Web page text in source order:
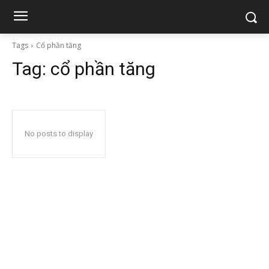
Tags Cổ phần tăng
Tag: cổ phần tăng
No posts to display